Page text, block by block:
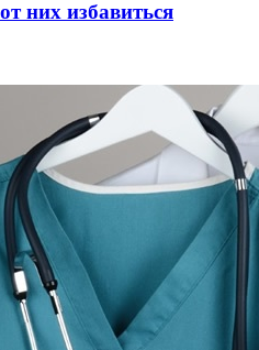
них избавиться